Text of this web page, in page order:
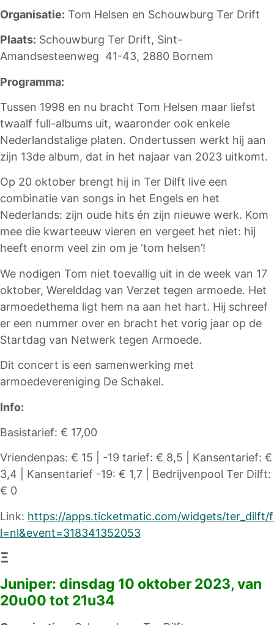
Organisatie: Tom Helsen en Schouwburg Ter Drift
Plaats: Schouwburg Ter Drift, Sint-
Amandsesteenweg 41-43, 2880 Bornem
Programma:
Tussen 1998 en nu bracht Tom Helsen maar liefst
twaalf full-albums uit, waaronder ook enkele
Nederlandstalige platen. Ondertussen werkt hij aan
zijn 13de album, dat in het najaar van 2023 uitkomt.
Op 20 oktober brengt hij in Ter Dilft live een
combinatie van songs in het Engels en het
Nederlands: zijn oude hits én zijn nieuwe werk. Kom
mee die kwarteeuw vieren en vergeet het niet: hij
heeft enorm veel zin om je ‘tom helsen’!
We nodigen Tom niet toevallig uit in de week van 17
oktober, Werelddag van Verzet tegen armoede. Het
armoedethema ligt hem na aan het hart. Hij schreef
er een nummer over en bracht het vorig jaar op de
Startdag van Netwerk tegen Armoede.
Dit concert is een samenwerking met
armoedevereniging De Schakel.
Info:
Basistarief: € 17,00
Vriendenpas: € 15 | -19 tarief: € 8,5 | Kansentarief: €
3,4 | Kansentarief -19: € 1,7 | Bedrijvenpool Ter Dilft:
€ 0
Link: https://apps.ticketmatic.com/widgets/
l=nl&event=318341352053
Ξ
Juniper: dinsdag 10 oktober 2023, van
20u00 tot 21u34